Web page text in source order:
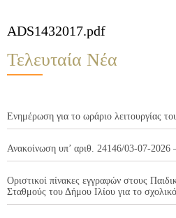
ADS1432017.pdf
Τελευταία Νέα
Ενημέρωση για το ωράριο λειτουργίας
Ανακοίνωση υπ’ αριθ. 24146/03-07-2026
Οριστικοί πίνακες εγγραφών στους
Σταθμούς του Δήμου Ιλίου για το